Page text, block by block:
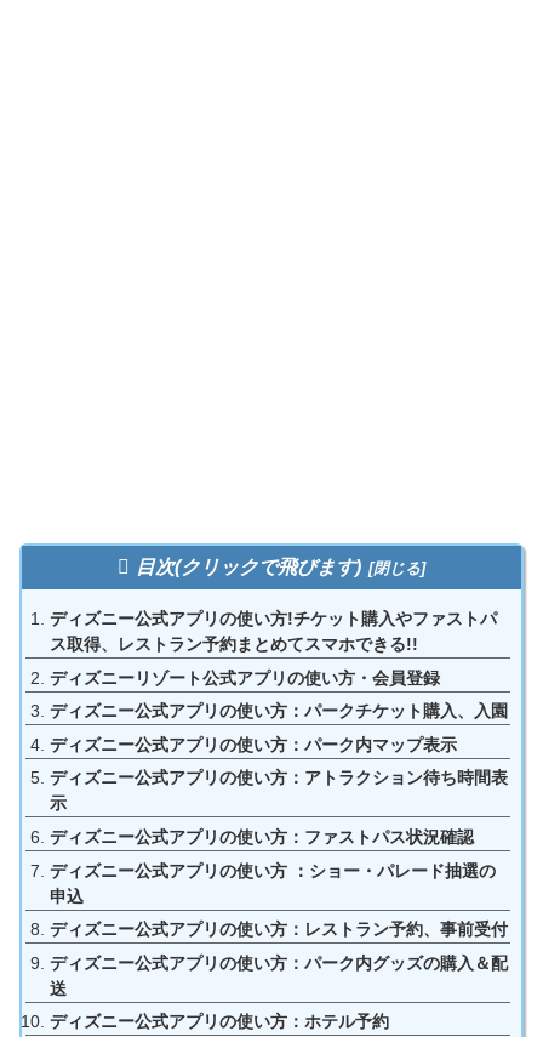
目次(クリックで飛びます)
ディズニー公式アプリの使い方!チケット購入やファストパ
ス取得、レストラン予約まとめてスマホできる!!
ディズニーリゾート公式アプリの使い方・会員登録
ディズニー公式アプリの使い方：パークチケット購入、入園
ディズニー公式アプリの使い方：パーク内マップ表示
ディズニー公式アプリの使い方：アトラクション待ち時間表
示
ディズニー公式アプリの使い方：ファストパス状況確認
ディズニー公式アプリの使い方 ：ショー・パレード抽選の
申込
ディズニー公式アプリの使い方：レストラン予約、事前受付
ディズニー公式アプリの使い方：パーク内グッズの購入＆配
送
ディズニー公式アプリの使い方：ホテル予約